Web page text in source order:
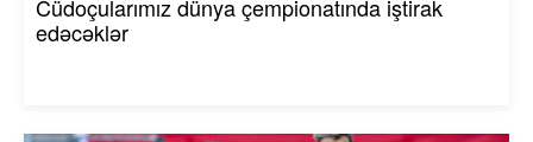
Cüdoçularımız dünya çempionatında iştirak
edəcəklər